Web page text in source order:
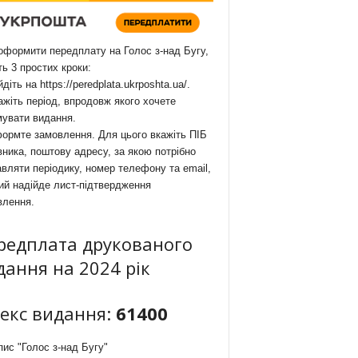
передплату на Голос з-над Бугу,
3 простих кроки:
на https://peredplata.ukrposhta.ua/.
період, впродовж якого хочете
видання.
замовлення. Для цього вкажіть ПІБ
поштову адресу, за якою потрібно
періодику, номер телефону та email,
надійде лист-підтвердження
друкованого
на 2024 рік
видання: 61400
"Голос з-над Бугу"